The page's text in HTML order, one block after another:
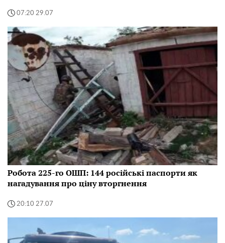
07:20 29.07
Робота 225-го ОШП: 144 російські паспорти як
нагадування про ціну вторгнення
20:10 27.07